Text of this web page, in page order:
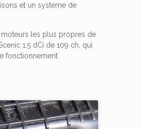
et un système de
moteurs les plus propres de
1.5 dCi de 109 ch, qui
fonctionnement